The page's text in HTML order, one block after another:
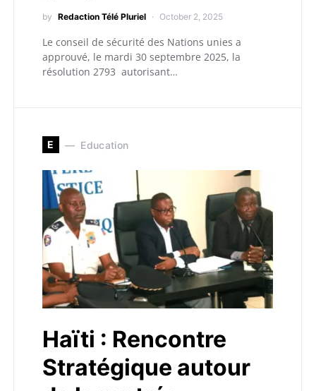
by Redaction Télé Pluriel October 2, 2025
Le conseil de sécurité des Nations unies a
approuvé, le mardi 30 septembre 2025, la
résolution 2793 autorisant…
E Education
Haïti : Rencontre
Stratégique autour